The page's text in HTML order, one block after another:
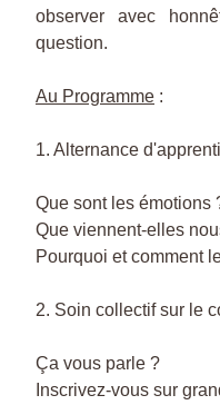
observer avec
question.
Au Programme :
1. Alternance
Que sont les émotions
Que viennent-elles
Pourquoi et comment
2. Soin collectif sur le
Ça vous parle ?
Inscrivez-vous sur